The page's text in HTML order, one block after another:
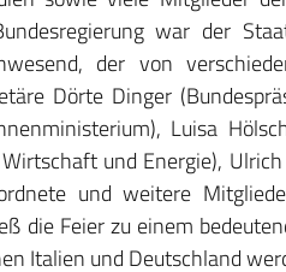
war der
der von
Dörte Dinger
Luisa
und Energie),
und weitere
die Feier zu einem
Italien und Deutschland